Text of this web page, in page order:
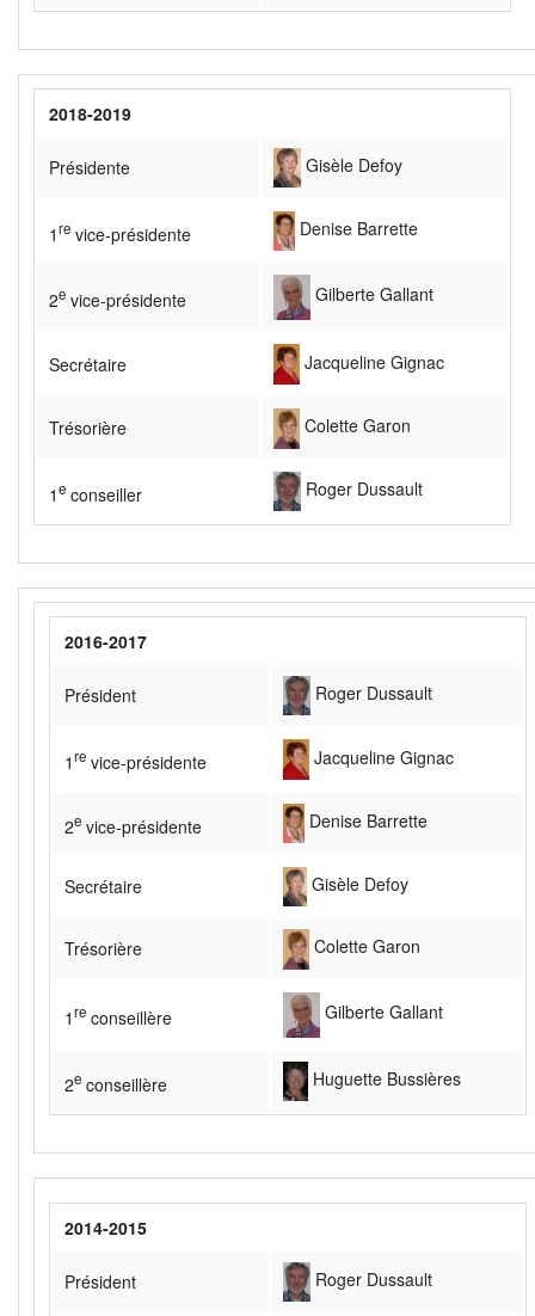
2018-2019
Présidente Gisèle Defoy
1re vice-présidente Denise Barrette
2e vice-présidente Gilberte Gallant
Secrétaire Jacqueline Gignac
Trésorière Colette Garon
1e conseiller Roger Dussault
2016-2017
Président Roger Dussault
1re vice-présidente Jacqueline Gignac
2e vice-présidente Denise Barrette
Secrétaire Gisèle Defoy
Trésorière Colette Garon
1re conseillère Gilberte Gallant
2e conseillère Huguette Bussières
2014-2015
Président Roger Dussault